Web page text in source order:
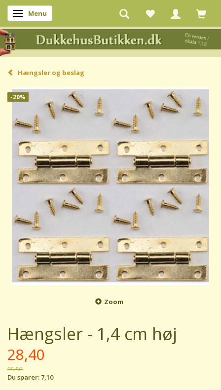
Skifte navigation
Menu
Hængsler og beslag
-20%
Zoom
Hængsler - 1,4 cm høj
28,40
35,50
Du sparer: 7,10